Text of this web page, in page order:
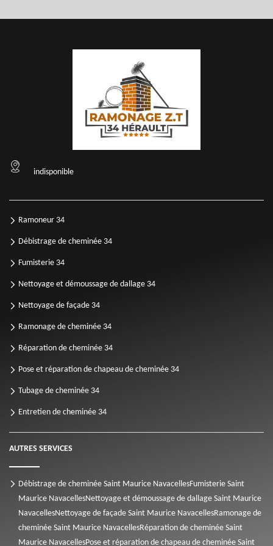
indisponible
Ramoneur 34
Débistrage de cheminée 34
Fumisterie 34
Nettoyage et démoussage de dallage 34
Nettoyage de façade 34
Ramonage de cheminée 34
Réparation de cheminée 34
Pose et réparation de chapeau de cheminée 34
Tubage de cheminée 34
Entretien de cheminée 34
AUTRES SERVICES
Débistrage de cheminée Saint Maurice NavacellesFumisterie Saint
Maurice NavacellesNettoyage et démoussage de dallage Saint Maurice
NavacellesNettoyage de façade Saint Maurice NavacellesRamonage de
cheminée Saint Maurice NavacellesRéparation de cheminée Saint
Maurice NavacellesPose et réparation de chapeau de cheminée Saint